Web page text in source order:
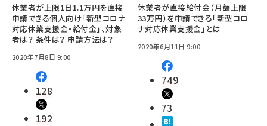
休業者が上限1日1.1万円を直接
申請できる個人向け「新型コロナ
対応休業支援金・給付金」、対象
者は？ 条件は？ 申請方法は？
2020年7月8日 9:00
128
192
休業者が直接給付金（月額上限
33万円）を申請できる「新型コロ
ナ対応休業支援金」とは
2020年6月11日 9:00
749
73